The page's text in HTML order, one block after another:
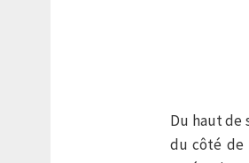
Du haut de
du côté de